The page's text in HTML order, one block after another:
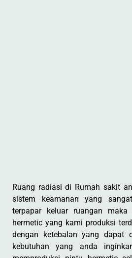
Ruang radiasi di Rumah sakit
sistem keamanan yang
terpapar keluar ruangan
hermetic yang kami produksi
dengan ketebalan yang dapat
kebutuhan yang anda